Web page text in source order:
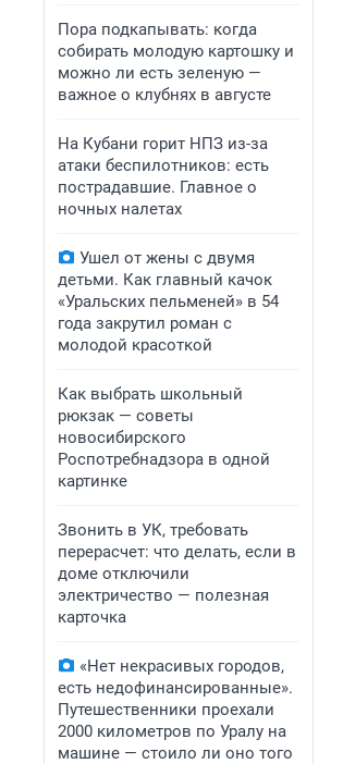
Пора подкапывать: когда
собирать молодую картошку и
можно ли есть зеленую —
важное о клубнях в августе
На Кубани горит НПЗ из-за
атаки беспилотников: есть
пострадавшие. Главное о
ночных налетах
Ушел от жены с двумя
детьми. Как главный качок
«Уральских пельменей» в 54
года закрутил роман с
молодой красоткой
Как выбрать школьный
рюкзак — советы
новосибирского
Роспотребнадзора в одной
картинке
Звонить в УК, требовать
перерасчет: что делать, если в
доме отключили
электричество — полезная
карточка
«Нет некрасивых городов,
есть недофинансированные».
Путешественники проехали
2000 километров по Уралу на
машине — стоило ли оно того